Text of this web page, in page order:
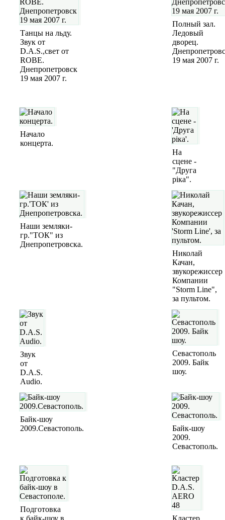
Танцы на льду.
Звук от
D.A.S.,свет от
ROBE.
Днепропетровск
19 мая 2007 г.
Полный зал.
Ледовый
дворец.
19 мая 2007 г.
Начало
концерта.
На
сцене -
"Друга
рiка".
Наши земляки-
гр."ТОК" из
Днепропетровска.
Николай
Качан,
звукорежиссер
Компании
"Storm Line",
за пультом.
Звук
от
D.A.S.
Audio.
Севастополь
2009. Байк
шоу.
Байк-шоу
2009.Севастополь.
Байк-шоу
2009.
Севастополь.
Подготовка
к байк-шоу в
Кластер